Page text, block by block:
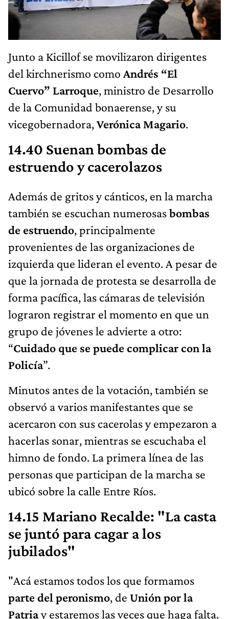
Junto a Kicillof se movilizaron dirigentes
del kirchnerismo como Andrés “El
Cuervo” Larroque, ministro de Desarrollo
de la Comunidad bonaerense, y su
vicegobernadora,Verónica Magario.
14.40 Suenan bombas de
estruendo y cacerolazos
Además de gritos y cánticos, en la marcha
también se escuchan numerosasbombas
de estruendo, principalmente
provenientes de las organizaciones de
izquierda que lideran el evento. A pesar de
que la jornada de protesta se desarrolla de
forma pacífica, las cámaras de televisión
lograron registrar el momento en que un
grupo de jóvenes le advierte a otro:
“Cuidado que se puede complicar con la
Policía”.
Minutos antes de la votación, también se
observó a varios manifestantes que se
acercaron con sus cacerolas y empezaron a
hacerlas sonar, mientras se escuchaba el
himno de fondo. La primera línea de las
personas que participan de la marcha se
ubicó sobre la calle Entre Ríos.
14.15 Mariano Recalde: "La casta
se juntó para cagar a los
jubilados"
"Acá estamos todos los que formamos
parte del peronismo, de Unión por la
Patriay estaremos las veces que haga falta.